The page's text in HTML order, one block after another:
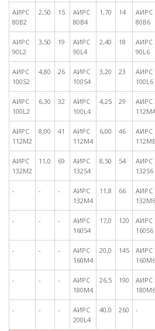
АИРС
80B2
2,50 15
АИРС
80B4
1,70 14
АИРС
80B6
АИРС
90L2
3,50 19
АИРС
90L4
2,40 18
АИРС
90L6
АИРС
100S2
4,80 26
АИРС
100S4
3,20 23
АИРС
100L6
АИРС
100L2
6,30 32
АИРС
100L4
4,25 29
АИРС
АИРС
112M2
8,00 41
АИРС
112M4
6,00 46
АИРС
АИРС
132M2
11,0 69
АИРС
132S4
8,50 54
АИРС
132S6
- - -
АИРС
132M4
11,8 66
АИРС
132M6
- - -
АИРС
160S4
17,0 120
АИРС
160S6
- - -
АИРС
160M4
20,0 145
АИРС
160M6
- - -
АИРС
180M4
26,5 190
АИРС
180M6
- - -
АИРС
200L4
40,0 260 -